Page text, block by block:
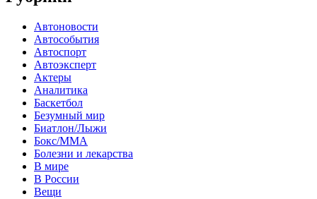
Автоновости
Автособытия
Автоспорт
Автоэксперт
Актеры
Аналитика
Баскетбол
Безумный мир
Биатлон/Лыжи
Бокс/MMA
Болезни и лекарства
В мире
В России
Вещи